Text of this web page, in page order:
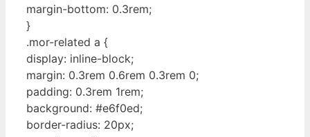
margin-bottom: 0.3rem;
}
.mor-related a {
display: inline-block;
margin: 0.3rem 0.6rem 0.3rem 0;
padding: 0.3rem 1rem;
background: #e6f0ed;
border-radius: 20px;